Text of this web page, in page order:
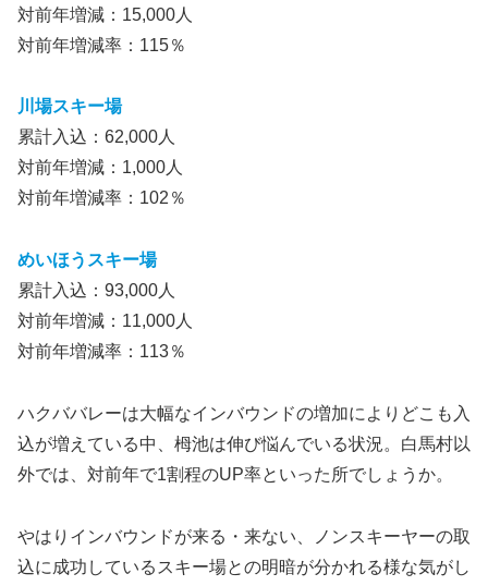
対前年増減：15,000人
対前年増減率：115％
川場スキー場
累計入込：62,000人
対前年増減：1,000人
対前年増減率：102％
めいほうスキー場
累計入込：93,000人
対前年増減：11,000人
対前年増減率：113％
ハクババレーは大幅なインバウンドの増加によりどこも入
込が増えている中、栂池は伸び悩んでいる状況。白馬村以
外では、対前年で1割程のUP率といった所でしょうか。
やはりインバウンドが来る・来ない、ノンスキーヤーの取
込に成功しているスキー場との明暗が分かれる様な気がし